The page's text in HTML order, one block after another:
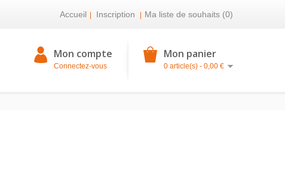
Accueil Inscription Ma liste de souhaits (0)
Mon compte
Connectez-vous
Mon panier
0 article(s) - 0,00 €